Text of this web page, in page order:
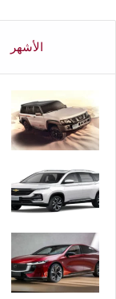
الأشهر